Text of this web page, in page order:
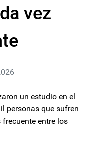
vez
un estudio en el
personas que sufren
entre los